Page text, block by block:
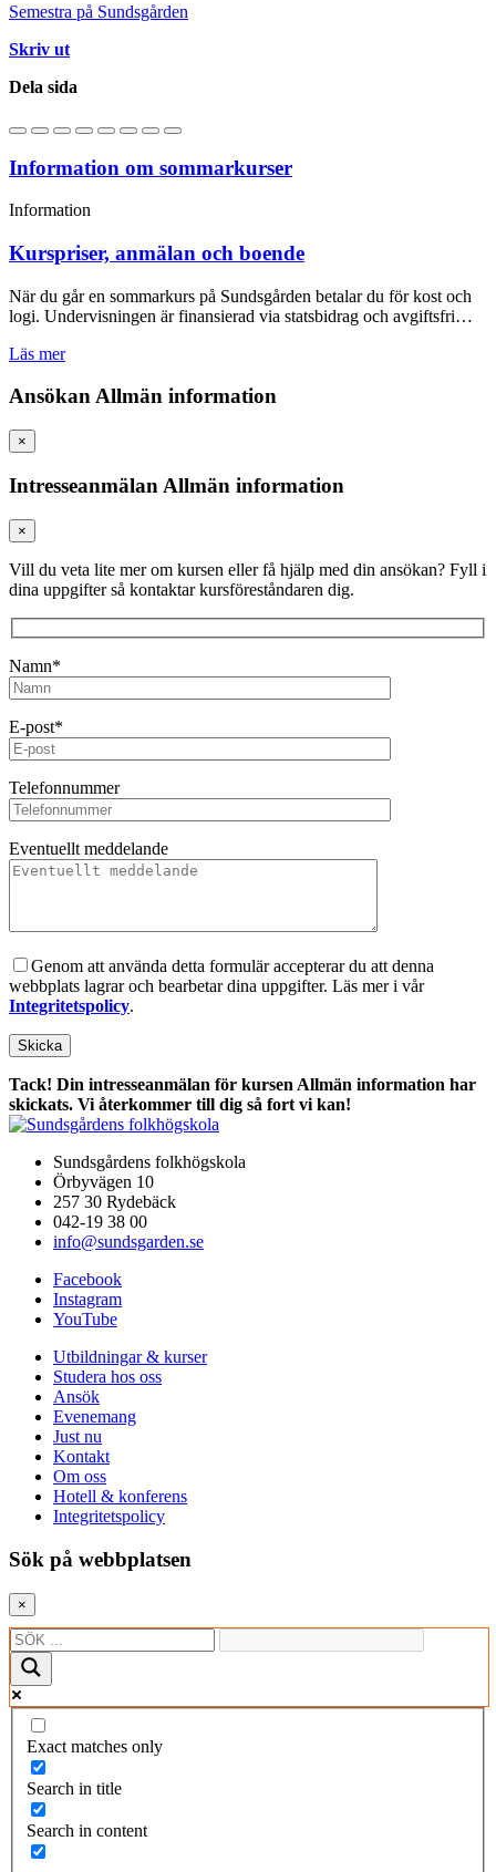
Semestra på Sundsgården
Skriv ut
Dela sida
Information om sommarkurser
Information
Kurspriser, anmälan och boende
När du går en sommarkurs på Sundsgården betalar du för kost och
logi. Undervisningen är finansierad via statsbidrag och avgiftsfri…
Läs mer
Ansökan Allmän information
×
Intresseanmälan Allmän information
×
Vill du veta lite mer om kursen eller få hjälp med din ansökan? Fyll i
dina uppgifter så kontaktar kursföreståndaren dig.
Namn*
E-post*
Telefonnummer
Eventuellt meddelande
Genom att använda detta formulär accepterar du att denna
webbplats lagrar och bearbetar dina uppgifter. Läs mer i vår
Integritetspolicy.
Tack! Din intresseanmälan för kursen Allmän information har
skickats. Vi återkommer till dig så fort vi kan!
Sundsgårdens folkhögskola
Örbyvägen 10
257 30 Rydebäck
042-19 38 00
info@sundsgarden.se
Facebook
Instagram
YouTube
Utbildningar & kurser
Studera hos oss
Ansök
Evenemang
Just nu
Kontakt
Om oss
Hotell & konferens
Integritetspolicy
Sök på webbplatsen
×
Exact matches only
Search in title
Search in content